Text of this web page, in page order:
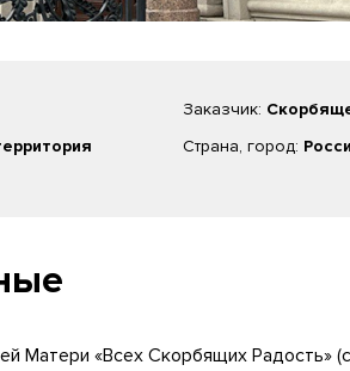
Заказчик:
Страна, город:
Матери «Всех Скорбящих Радость»